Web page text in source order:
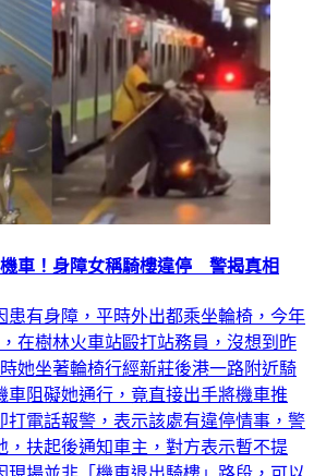
車！身障女稱騎樓違停 警揭真相
患有身障，平時外出都乘坐輪椅，今年
在樹林火車站毆打站務員，沒想到昨
她坐著輪椅行經新莊後港一路附近騎
車阻礙她通行，竟直接出手將機車推
打電話報警，表示該處有違停情事，警
，扶起後通知車主，對方表示暫不提